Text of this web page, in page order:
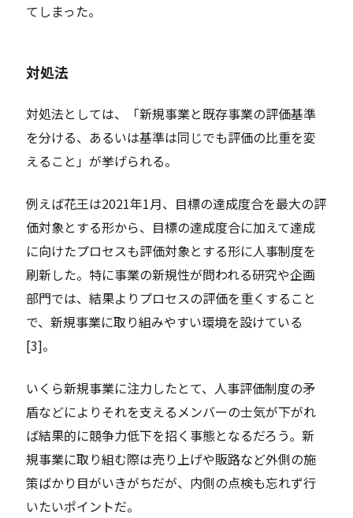
てしまった。
対処法
対処法としては、「新規事業と既存事業の評価基準
を分ける、あるいは基準は同じでも評価の比重を変
えること」が挙げられる。
例えば花王は2021年1月、目標の達成度合を最大の評
価対象とする形から、目標の達成度合に加えて達成
に向けたプロセスも評価対象とする形に人事制度を
刷新した。特に事業の新規性が問われる研究や企画
部門では、結果よりプロセスの評価を重くすること
で、新規事業に取り組みやすい環境を設けている
[3]。
いくら新規事業に注力したとて、人事評価制度の矛
盾などによりそれを支えるメンバーの士気が下がれ
ば結果的に競争力低下を招く事態となるだろう。新
規事業に取り組む際は売り上げや販路など外側の施
策ばかり目がいきがちだが、内側の点検も忘れず行
いたいポイントだ。